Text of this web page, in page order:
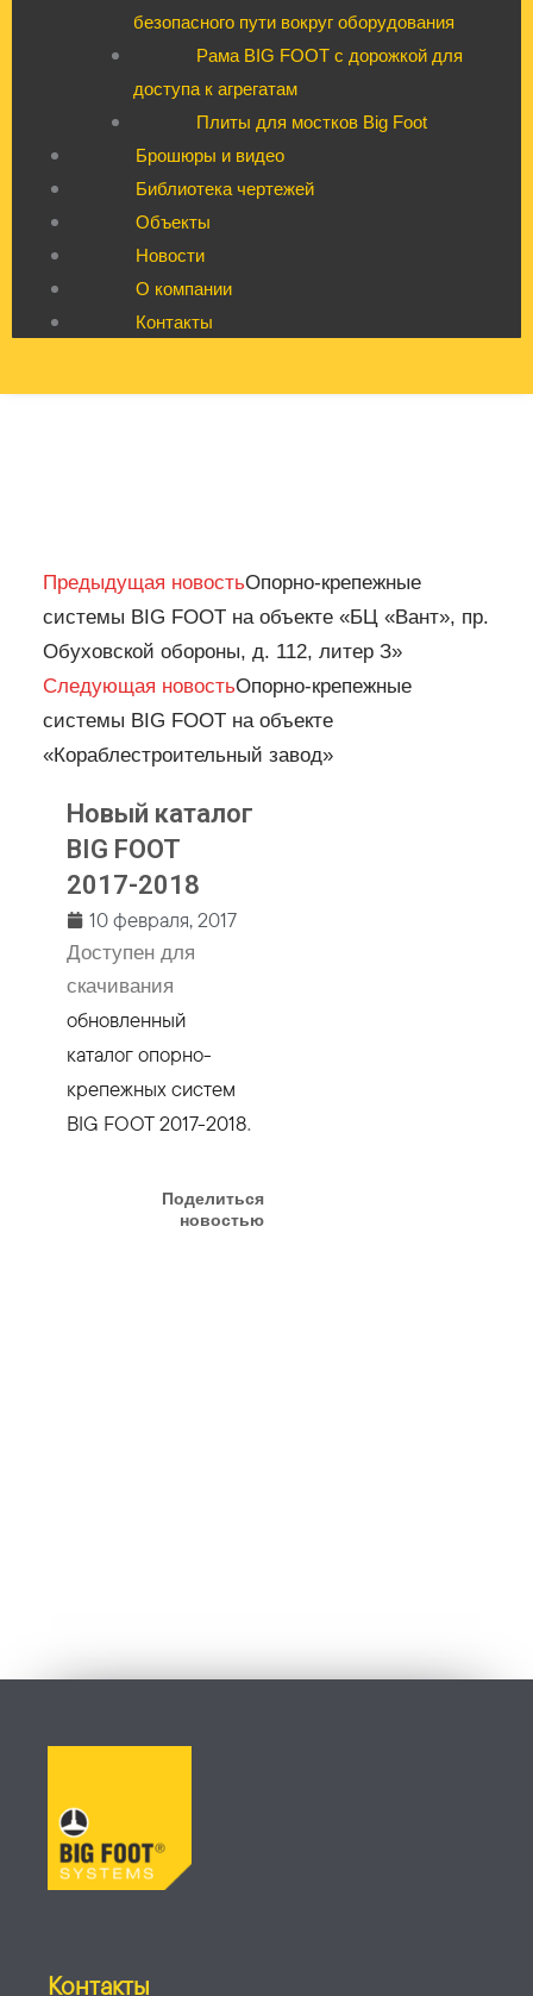
безопасного пути вокруг оборудования
Рама BIG FOOT с дорожкой для
доступа к агрегатам
Плиты для мостков Big Foot
Брошюры и видео
Библиотека чертежей
Объекты
Новости
О компании
Контакты
Prev
Предыдущая новостьОпорно-крепежные
системы BIG FOOT на объекте «БЦ «Вант», пр.
Обуховской обороны, д. 112, литер З»
Следующая новостьОпорно-крепежные
системы BIG FOOT на объекте
«Кораблестроительный завод»
Next
Новый каталог
BIG FOOT
2017-2018
10 февраля, 2017
Доступен для
скачивания
обновленный
каталог опорно-
крепежных систем
BIG FOOT 2017-2018.
Поделиться
новостью
Контакты